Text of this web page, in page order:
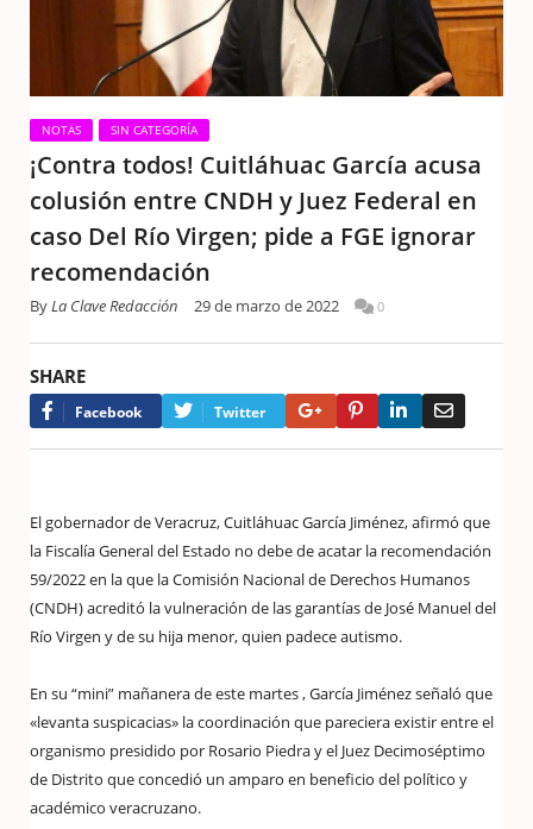
NOTAS SIN CATEGORÍA
¡Contra todos! Cuitláhuac García acusa
colusión entre CNDH y Juez Federal en
caso Del Río Virgen; pide a FGE ignorar
recomendación
ByLa Clave Redacción 29 de marzo de 2022 0
SHARE
Facebook Twitter Google+PinterestLinkedIn
El gobernador de Veracruz, Cuitláhuac García Jiménez, afirmó que
la Fiscalía General del Estado no debe de acatar la recomendación
59/2022 en la que la Comisión Nacional de Derechos Humanos
(CNDH) acreditó la vulneración de las garantías de José Manuel del
Río Virgen y de su hija menor, quien padece autismo.
En su “mini” mañanera de este martes , García Jiménez señaló que
«levanta suspicacias» la coordinación que pareciera existir entre el
organismo presidido por Rosario Piedra y el Juez Decimoséptimo
de Distrito que concedió un amparo en beneficio del político y
académico veracruzano.